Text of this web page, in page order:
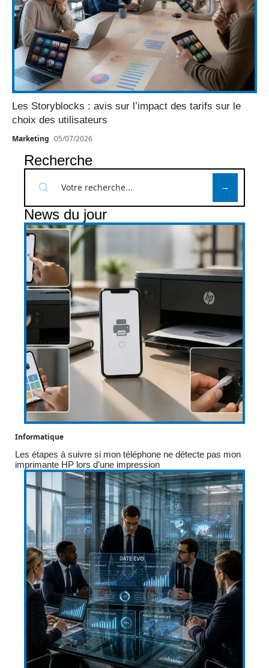
Les Storyblocks : avis sur l’impact des tarifs sur le
choix des utilisateurs
Marketing 05/07/2026
Recherche
News du jour
Informatique
Les étapes à suivre si mon téléphone ne détecte pas mon
imprimante HP lors d’une impression